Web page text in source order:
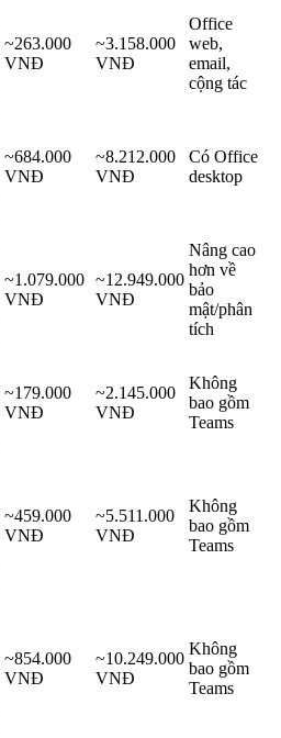
~263.000
VNĐ
~3.158.000
VNĐ
Office
web,
email,
cộng tác
~684.000
VNĐ
~8.212.000
VNĐ
Có Office
desktop
~1.079.000
VNĐ
~12.949.000
VNĐ
Nâng cao
hơn về
bảo
mật/phân
tích
~179.000
VNĐ
~2.145.000
VNĐ
Không
bao gồm
Teams
~459.000
VNĐ
~5.511.000
VNĐ
Không
bao gồm
Teams
~854.000
VNĐ
~10.249.000
VNĐ
Không
bao gồm
Teams